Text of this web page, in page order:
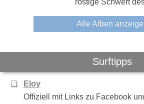
Alle Alben
Surftipps
Eloy
Offiziell mit Links zu Facebook